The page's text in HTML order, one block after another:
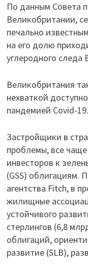
По данным Совета
Великобритании,
печально
на его долю
углеродного следа
Великобритания
нехваткой
пандемией Covid-19.
Застройщики в
проблемы, все
инвесторов к
(GSS) облигациям.
агентства Fitch, в
жилищные
устойчивого
стерлингов (6,8
облигаций,
развитие (SLB),